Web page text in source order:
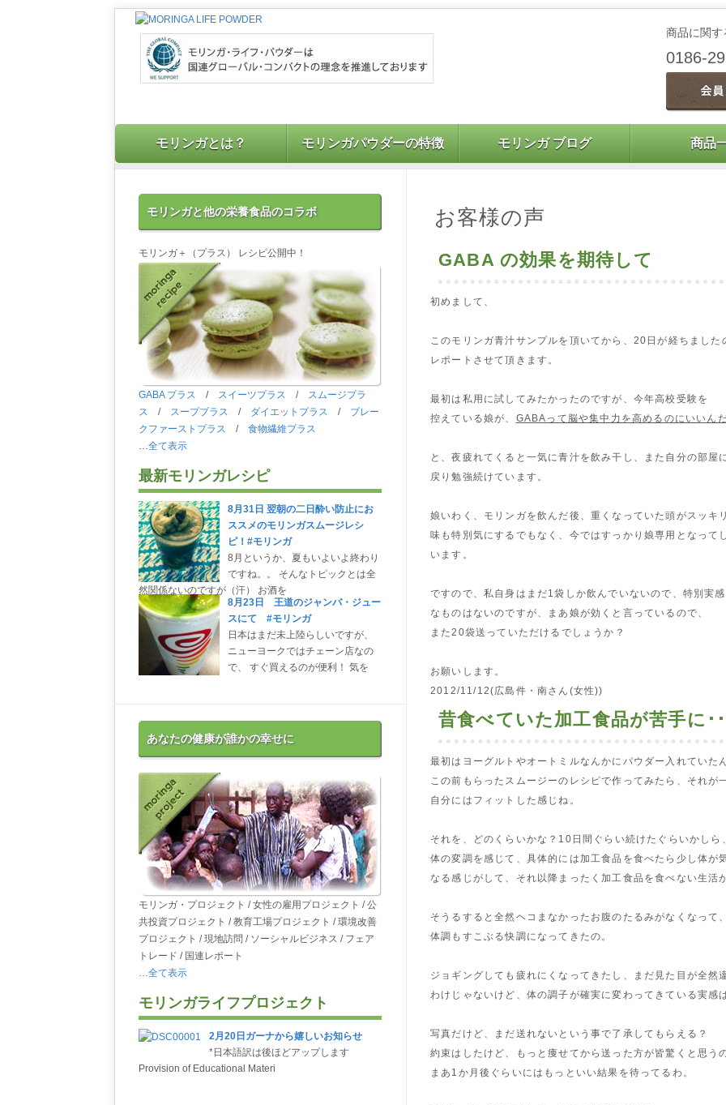
商品に関す
0186-
モリンガとは？ モリンガパウダーの特徴 モリンガ ブログ 商品
お客様の声
GABA の効果を期待して
初めまして、
このモリンガ青汁サンプルを頂いてから、20日が経ちました
レポートさせて頂きます。
最初は私用に試してみたかったのですが、今年高校受験を
控えている娘が、 GABAって脳や集中力を高めるのにいいん
と、夜疲れてくると一気に青汁を飲み干し、また自分の部屋
戻り勉強続けています。
娘いわく、モリンガを飲んだ後、重くなっていた頭がスッキ
味も特別気にするでもなく、今ではすっかり娘専用となって
います。
ですので、私自身はまだ1袋しか飲んでいないので、特別実
なものはないのですが、まあ娘が効くと言っているので、
また20袋送っていただけるでしょうか？
お願いします。
2012/11/12(広島件・南さん(女性))
昔食べていた加工食品が苦手に･
最初はヨーグルトやオートミルなんかにパウダー入れていた
この前もらったスムージーのレシピで作ってみたら、それが
自分にはフィットした感じね。
それを、どのくらいかな？10日間ぐらい続けたぐらいかしら
体の変調を感じて、具体的には加工食品を食べたら少し体が
なる感じがして、それ以降まったく加工食品を食べない生活
そうるすると全然ヘコまなかったお腹のたるみがなくなって
体調もすこぶる快調になってきたの。
ジョギングしても疲れにくなってきたし、まだ見た目が全然
わけじゃないけど、体の調子が確実に変わってきている実感
写真だけど、まだ送れないという事で了承してもらえる？
約束はしたけど、もっと痩せてから送った方が皆驚くと思う
まあ1か月後ぐらいにはもっといい結果を待ってるわ。
モリンガと他の栄養食品のコラボ
モリンガ＋（プラス） レシピ公開中！
GABA プラス / スイーツプラス / スムージプラ
ス / スーププラス / ダイエットプラス / ブレー
クファーストプラス / 食物繊維プラス
…全て表示
最新モリンガレシピ
8月31日 翌朝の二日酔い防止にお
ススメのモリンガスムージレシ
ピ！#モリンガ
8月というか、夏もいよいよ終わり
ですね。。 そんなトピックとは全
然関係ないのですが（汗） お酒を
8月23日 王道のジャンバ・ジュー
スにて #モリンガ
日本はまだ未上陸らしいですが、
ニューヨークではチェーン店なの
で、 すぐ買えるのが便利！ 気を
あなたの健康が誰かの幸せに
モリンガ・プロジェクト / 女性の雇用プロジェクト / 公
共投資プロジェクト / 教育工場プロジェクト / 環境改善
プロジェクト / 現地訪問 / ソーシャルビジネス / フェア
トレード / 国連レポート
…全て表示
モリンガライフプロジェクト
2月20日ガーナから嬉しいお知らせ
*日本語訳は後ほどアップします
Provision of Educational Materi